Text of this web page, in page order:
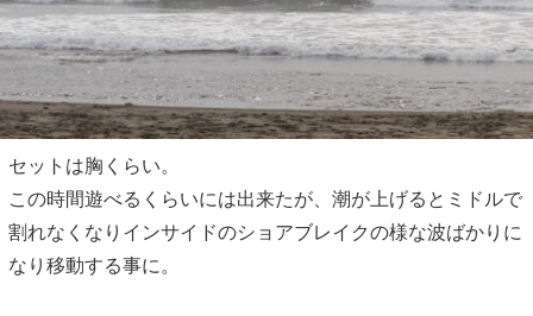
セットは胸くらい。
この時間遊べるくらいには出来たが、潮が上げるとミドルで
割れなくなりインサイドのショアブレイクの様な波ばかりに
なり移動する事に。